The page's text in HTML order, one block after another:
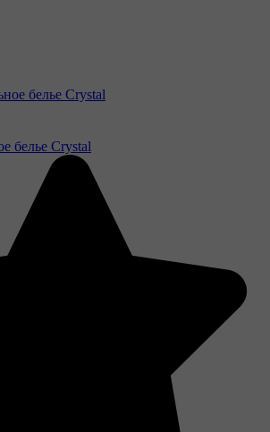
белье Crystal